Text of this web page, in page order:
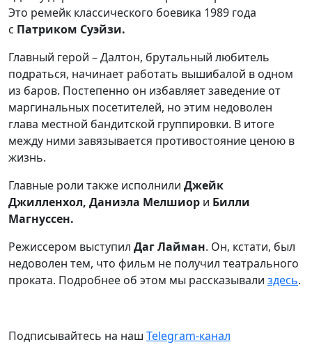
Это ремейк классического боевика 1989 года
с Патриком Суэйзи.
Главный герой – Далтон, брутальный любитель
подраться, начинает работать вышибалой в одном
из баров. Постепенно он избавляет заведение от
маргинальных посетителей, но этим недоволен
глава местной бандитской группировки. В итоге
между ними завязывается противостояние ценою в
жизнь.
Главные роли также исполнили Джейк
Джилленхол, Даниэла Мелшиор и Билли
Магнуссен.
Режиссером выступил Даг Лайман. Он, кстати, был
недоволен тем, что фильм не получил театрального
проката. Подробнее об этом мы рассказывали здесь.
Подписывайтесь на наш Telegram-канал